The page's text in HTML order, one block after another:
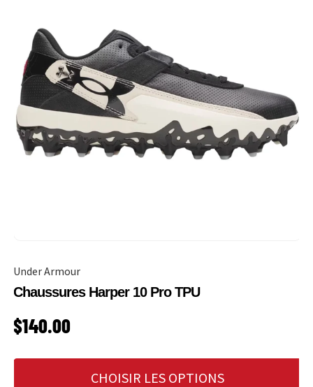
Under Armour
Chaussures Harper 10 Pro TPU
PRIX HABITUEL
$140.00
CHOISIR LES OPTIONS